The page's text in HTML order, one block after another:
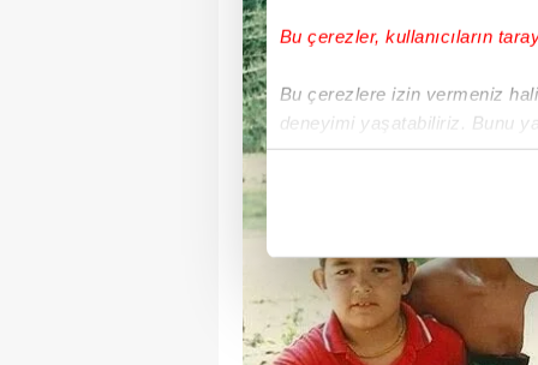
Bu çerezler, kullanıcıların
Bu çerezlere izin vermeniz
deneyimi yaşatabiliriz. Bunu
içerikleri sunabilmek adına
Sizlere daha iyi bir hizmet
çerezler vasıtasıyla çeşitli
amacıyla kullanılmaktadır.